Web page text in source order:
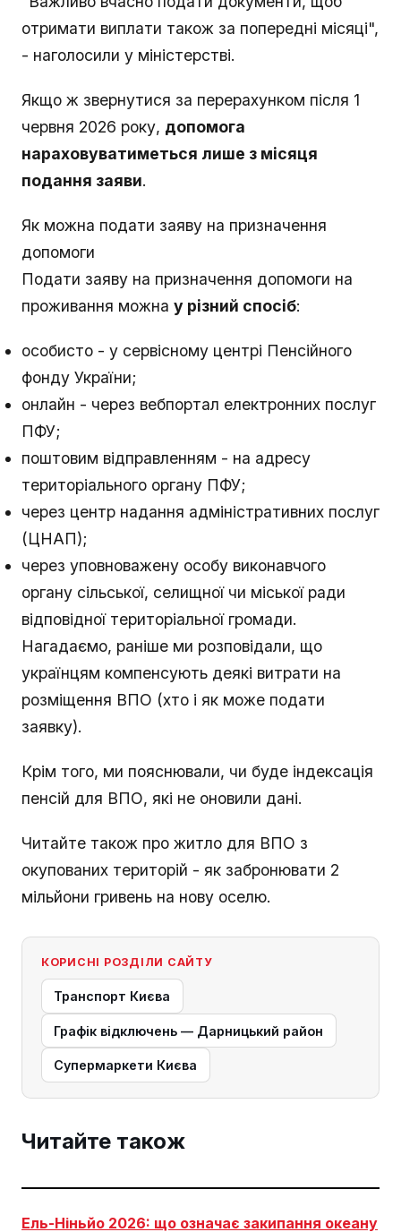
отримати виплати також за попередні місяці",
- наголосили у міністерстві.
Якщо ж звернутися за перерахунком після 1
червня 2026 року, допомога
нараховуватиметься лише з місяця
подання заяви.
Як можна подати заяву на призначення
допомоги
Подати заяву на призначення допомоги на
проживання можна у різний спосіб:
особисто - у сервісному центрі Пенсійного
фонду України;
онлайн - через вебпортал електронних послуг
ПФУ;
поштовим відправленням - на адресу
територіального органу ПФУ;
через центр надання адміністративних послуг
(ЦНАП);
через уповноважену особу виконавчого
органу сільської, селищної чи міської ради
відповідної територіальної громади.
Нагадаємо, раніше ми розповідали, що
українцям компенсують деякі витрати на
розміщення ВПО (хто і як може подати
заявку).
Крім того, ми пояснювали, чи буде індексація
пенсій для ВПО, які не оновили дані.
Читайте також про житло для ВПО з
окупованих територій - як забронювати 2
мільйони гривень на нову оселю.
КОРИСНІ РОЗДІЛИ САЙТУ
Транспорт Києва
Графік відключень — Дарницький район
Супермаркети Києва
Читайте також
Ель-Ніньйо 2026: що означає закипання океану